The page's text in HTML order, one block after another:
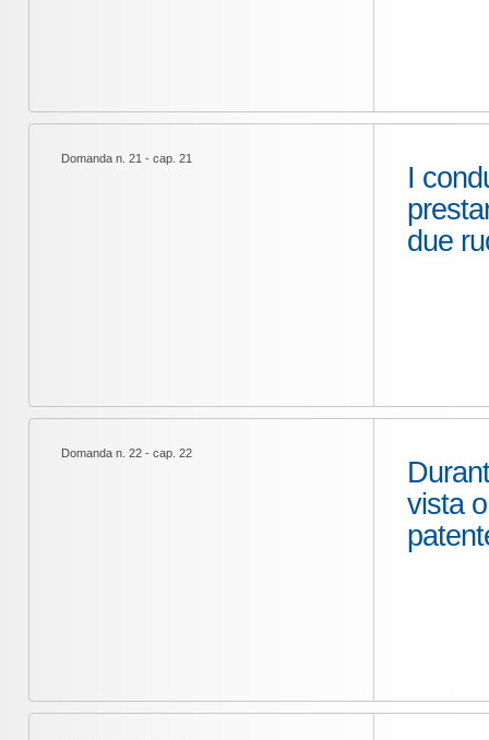
Domanda n. 21 - cap. 21
I
due
Domanda n. 22 - cap. 22
vista